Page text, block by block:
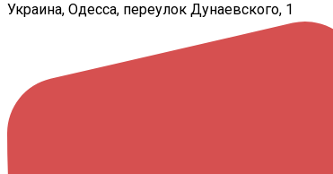
Украина, Одесса, переулок Дунаевского, 1